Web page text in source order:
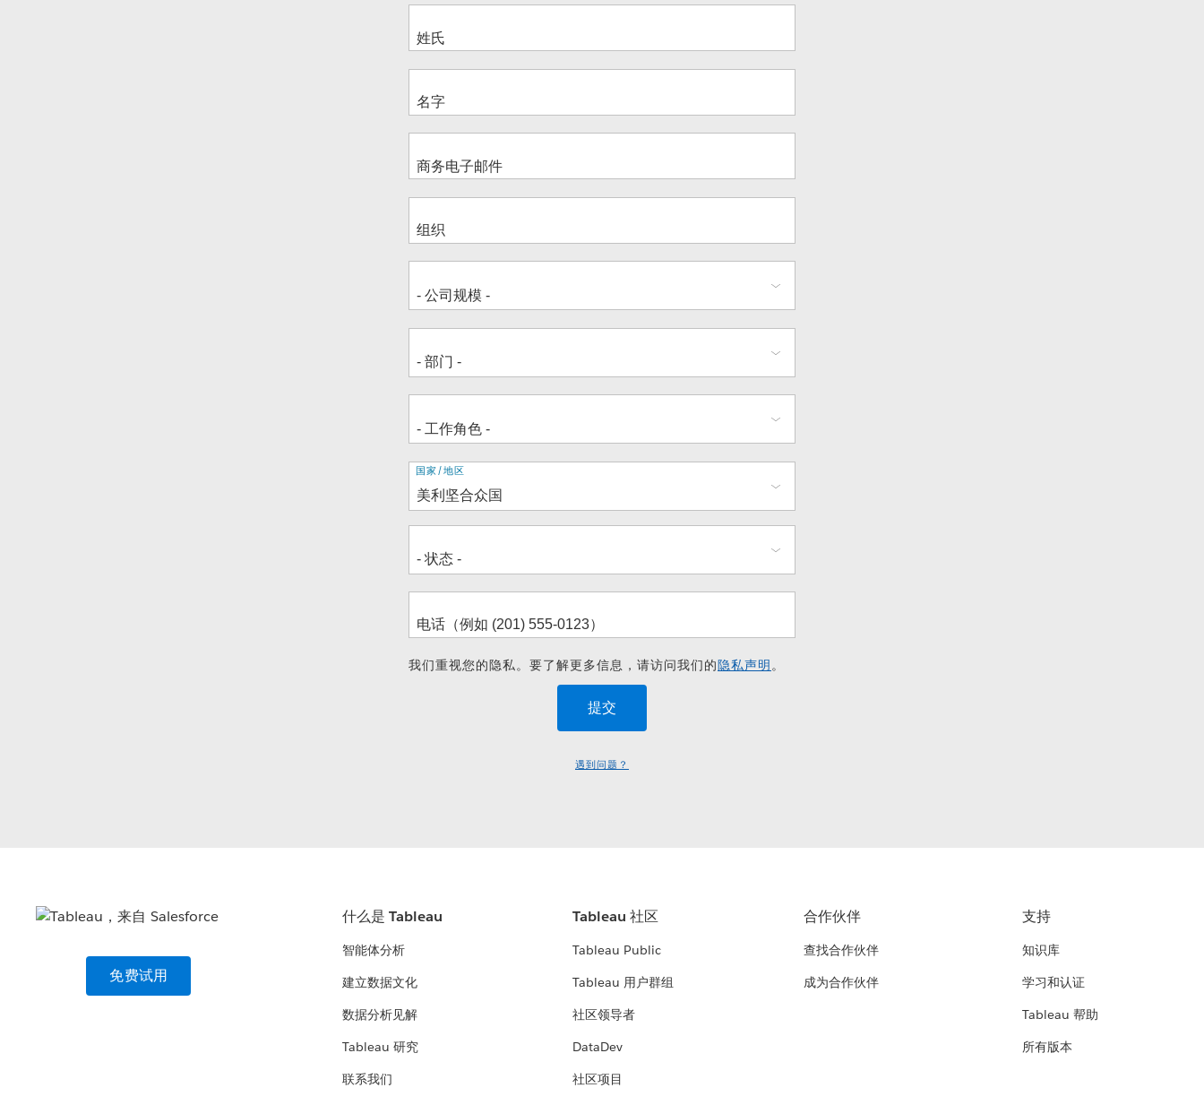
地
址
国家/地区
我们重视您的隐私。要了解更多信息，请访问我们的隐私声明。
遇到问题？
免费试用
什么是 Tableau
智能体分析
建立数据文化
数据分析见解
Tableau 研究
联系我们
Tableau 社区
Tableau Public
Tableau 用户群组
社区领导者
DataDev
社区项目
合作伙伴
查找合作伙伴
成为合作伙伴
支持
知识库
学习和认证
Tableau 帮助
所有版本